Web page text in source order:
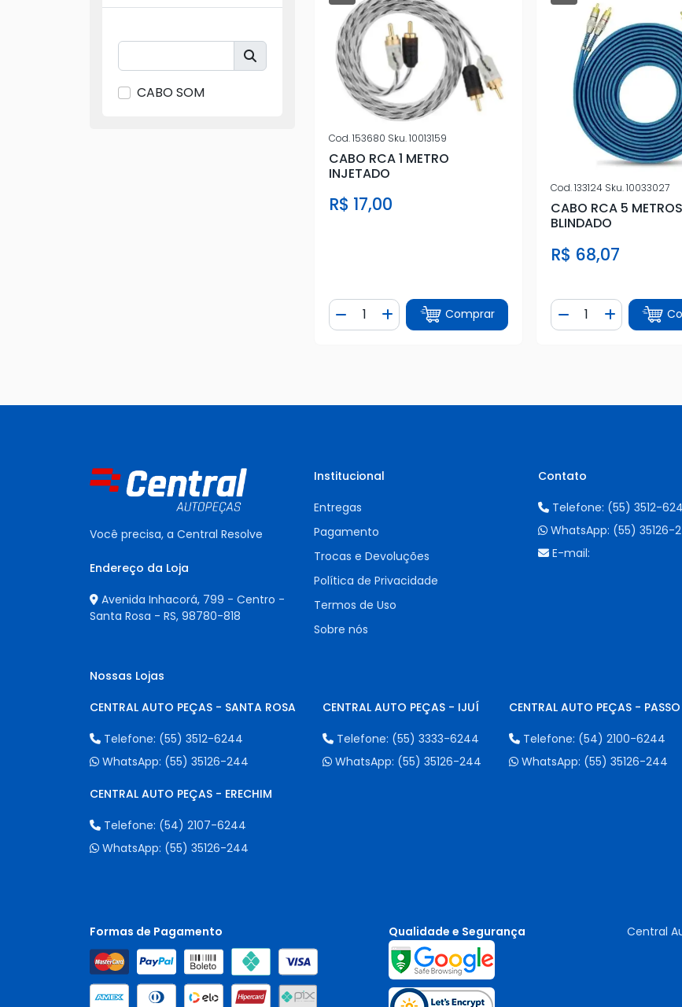
CABO SOM
Cod.153680 Sku.10013159
CABO RCA 1 METRO
INJETADO
R$ 17,00
Diminuir Quantidade
Quantidade
Adicionar Quantidade
Comprar
Cod.133124 Sku.10033027
CABO RCA 5 METROS
BLINDADO
R$ 68,07
Diminuir
Quantidade
Adicionar
Você precisa, a Central Resolve
Endereço da Loja
Avenida Inhacorá, 799 - Centro -
Santa Rosa - RS, 98780-818
Institucional
Entregas
Pagamento
Trocas e Devoluções
Política de Privacidade
Termos de Uso
Sobre nós
Contato
Telefone: (55) 3512-
WhatsApp: (55) 35126-
E-mail:
Nossas Lojas
CENTRAL AUTO PEÇAS - SANTA ROSA
Telefone: (55) 3512-6244
WhatsApp: (55) 35126-244
CENTRAL AUTO PEÇAS - IJUÍ
Telefone: (55) 3333-6244
WhatsApp: (55) 35126-244
CENTRAL AUTO PEÇAS -
Telefone: (54) 2100-6244
WhatsApp: (55) 35126-244
CENTRAL AUTO PEÇAS - ERECHIM
Telefone: (54) 2107-6244
WhatsApp: (55) 35126-244
Formas de Pagamento Qualidade e Segurança Central